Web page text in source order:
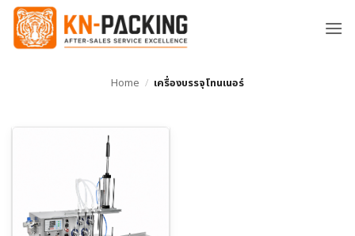
ข้าม
ยัง
Home / เครื่องบรรจุโทนเนอร์